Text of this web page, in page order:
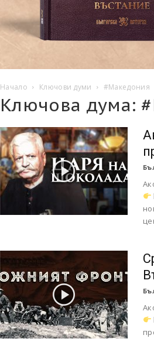
Начало Ключови думи #Македония
Ключова дума: